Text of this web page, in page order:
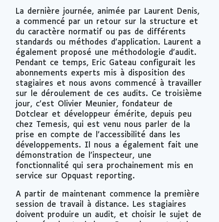
La dernière journée, animée par Laurent Denis,
a commencé par un retour sur la structure et
du caractère normatif ou pas de différents
standards ou méthodes d’application. Laurent a
également proposé une méthodologie d’audit.
Pendant ce temps, Eric Gateau configurait les
abonnements experts mis à disposition des
stagiaires et nous avons commencé à travailler
sur le déroulement de ces audits. Ce troisième
jour, c’est Olivier Meunier, fondateur de
Dotclear et développeur émérite, depuis peu
chez Temesis, qui est venu nous parler de la
prise en compte de l’accessibilité dans les
développements. Il nous a également fait une
démonstration de l’inspecteur, une
fonctionnalité qui sera prochainement mis en
service sur Opquast reporting.
A partir de maintenant commence la première
session de travail à distance. Les stagiaires
doivent produire un audit, et choisir le sujet de